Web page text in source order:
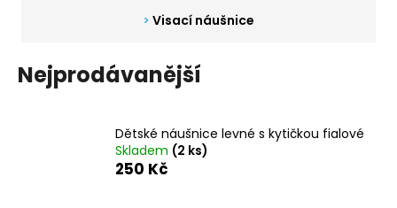
Visací náušnice
Nejprodávanější
Dětské náušnice levné s kytičkou fialové
Skladem (2 ks)
250 Kč
č
u